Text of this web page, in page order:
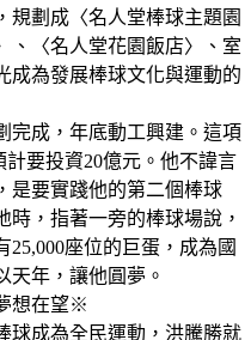
規劃成〈名人堂棒球主題園
、〈名人堂花園飯店〉、室
成為發展棒球文化與運動的
完成，年底動工興建。這項
計要投資20億元。他不諱言
是要實踐他的第二個棒球
，指著一旁的棒球場說，
座位的巨蛋，成為國
天年，讓他圓夢。
想在望※
成為全民運動，洪騰勝就